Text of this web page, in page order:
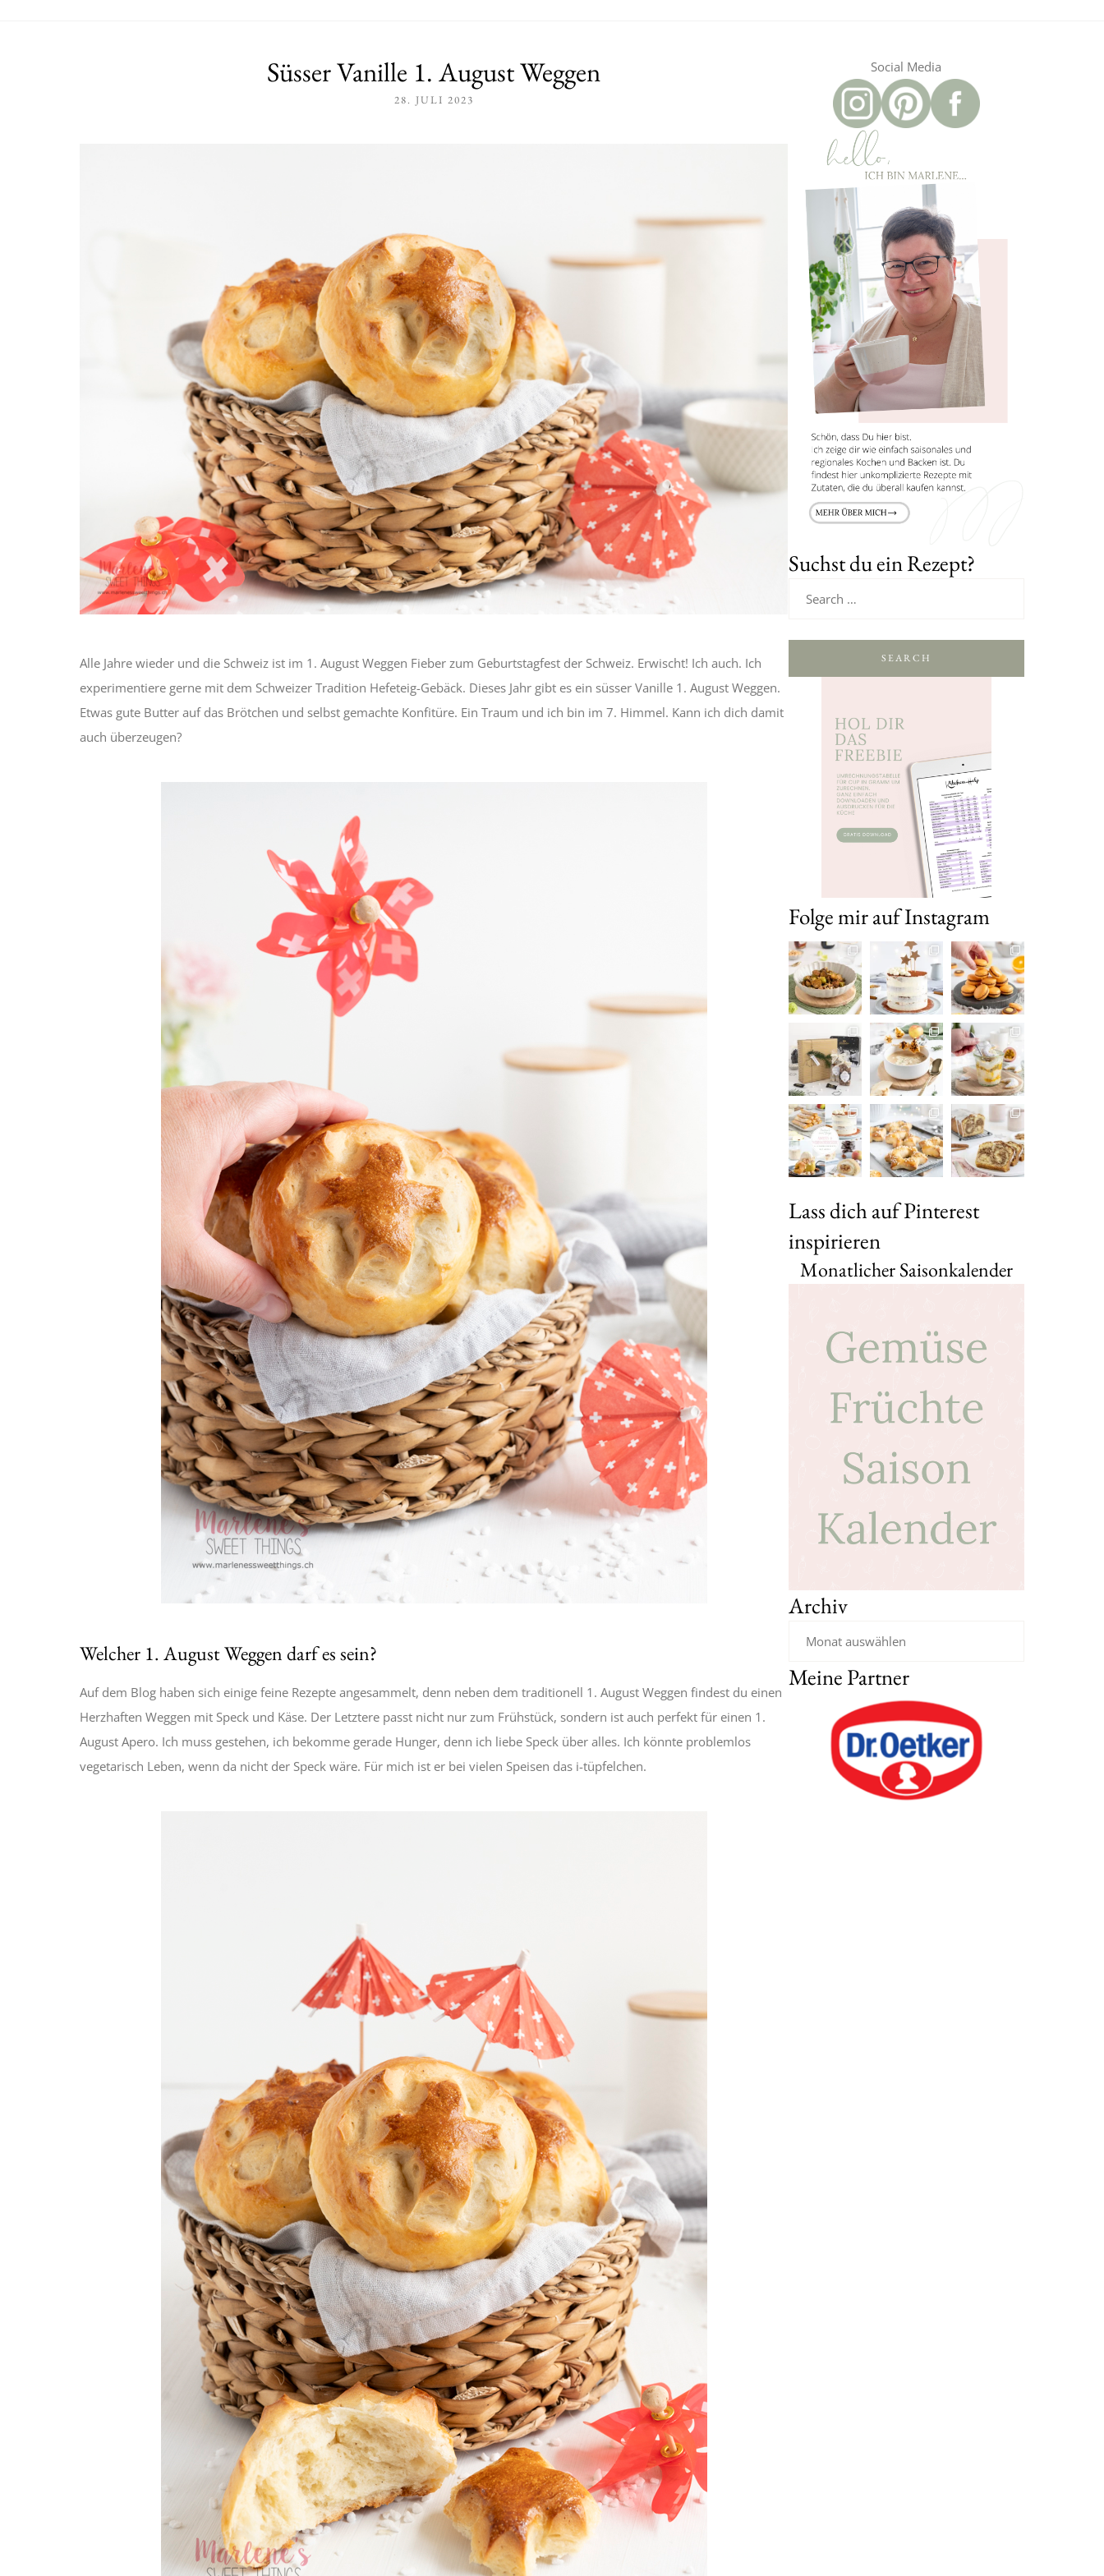
Süsser Vanille 1. August Weggen
28. JULI 2023
Alle Jahre wieder und die Schweiz ist im 1. August Weggen Fieber zum Geburtstagfest der Schweiz. Erwischt! Ich auch. Ich
experimentiere gerne mit dem Schweizer Tradition Hefeteig-Gebäck. Dieses Jahr gibt es ein süsser Vanille 1. August Weggen.
Etwas gute Butter auf das Brötchen und selbst gemachte Konfitüre. Ein Traum und ich bin im 7. Himmel. Kann ich dich damit
auch überzeugen?
Welcher 1. August Weggen darf es sein?
Auf dem Blog haben sich einige feine Rezepte angesammelt, denn neben dem traditionell 1. August Weggen findest du einen
Herzhaften Weggen mit Speck und Käse. Der Letztere passt nicht nur zum Frühstück, sondern ist auch perfekt für einen 1.
August Apero. Ich muss gestehen, ich bekomme gerade Hunger, denn ich liebe Speck über alles. Ich könnte problemlos
vegetarisch Leben, wenn da nicht der Speck wäre. Für mich ist er bei vielen Speisen das i-tüpfelchen.
Social Media
Suchst du ein Rezept?
SEARCH
Folge mir auf Instagram
Lass dich auf Pinterest
inspirieren
Monatlicher Saisonkalender
Archiv
Meine Partner